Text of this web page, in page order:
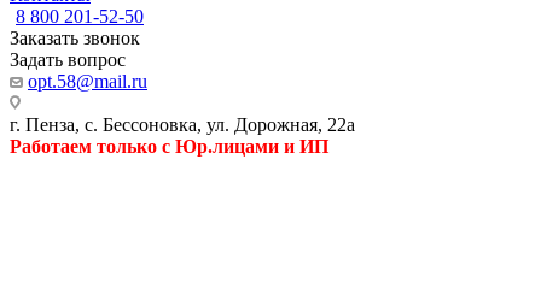
8 800 201-52-50
Заказать звонок
Задать вопрос
opt.58@mail.ru
г. Пенза, с. Бессоновка, ул. Дорожная, 22а
Работаем только с Юр.лицами и ИП